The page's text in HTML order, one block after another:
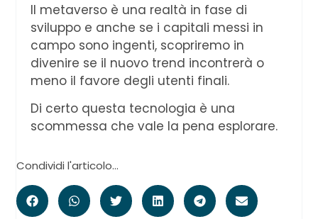
Il metaverso è una realtà in fase di
sviluppo e anche se i capitali messi in
campo sono ingenti, scopriremo in
divenire se il nuovo trend incontrerà o
meno il favore degli utenti finali.
Di certo questa tecnologia è una
scommessa che vale la pena esplorare.
Condividi l'articolo...